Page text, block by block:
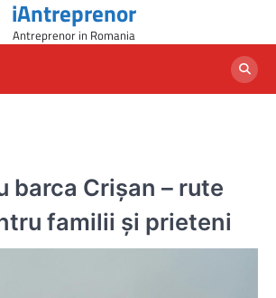
iAntreprenor
Antreprenor in Romania
barca Crișan – rute
familii și prieteni